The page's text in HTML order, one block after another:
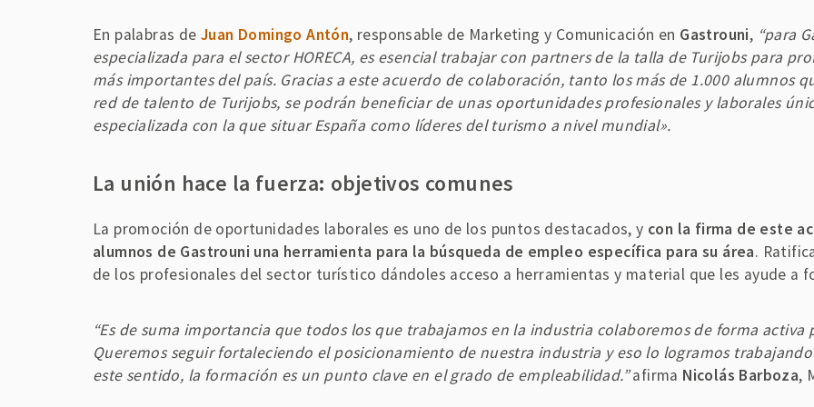
En palabras de Juan Domingo Antón, responsable de Marketing y Comunicación en Gastrouni, “para
especializada para el sector HORECA, es esencial trabajar con partners de la talla de Turijobs para
más importantes del país. Gracias a este acuerdo de colaboración, tanto los más de 1.000 alumnos
red de talento de Turijobs, se podrán beneficiar de unas oportunidades profesionales y laborales
especializada con la que situar España como líderes del turismo a nivel mundial».
La unión hace la fuerza: objetivos comunes
La promoción de oportunidades laborales es uno de los puntos destacados, y con la firma de este
alumnos de Gastrouni una herramienta para la búsqueda de empleo específica para su área.
de los profesionales del sector turístico dándoles acceso a herramientas y material que les ayude a
“Es de suma importancia que todos los que trabajamos en la industria colaboremos de forma
Queremos seguir fortaleciendo el posicionamiento de nuestra industria y eso lo logramos
este sentido, la formación es un punto clave en el grado de empleabilidad.”afirma Nicolás Barboza,